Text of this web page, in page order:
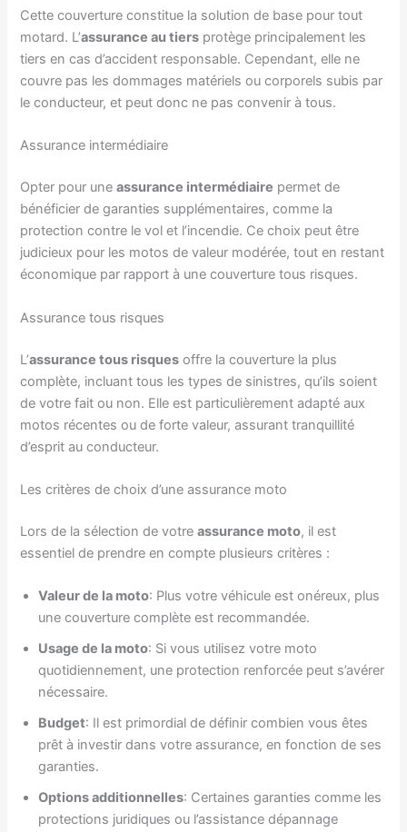
Cette couverture constitue la solution de base pour tout
motard. L’assurance au tiers protège principalement les
tiers en cas d’accident responsable. Cependant, elle ne
couvre pas les dommages matériels ou corporels subis par
le conducteur, et peut donc ne pas convenir à tous.
Assurance intermédiaire
Opter pour uneassurance intermédiaire permet de
bénéficier de garanties supplémentaires, comme la
protection contre le vol et l’incendie. Ce choix peut être
judicieux pour les motos de valeur modérée, tout en restant
économique par rapport à une couverture tous risques.
Assurance tous risques
L’assurance tous risques offre la couverture la plus
complète, incluant tous les types de sinistres, qu’ils soient
de votre fait ou non. Elle est particulièrement adapté aux
motos récentes ou de forte valeur, assurant tranquillité
d’esprit au conducteur.
Les critères de choix d’une assurance moto
Lors de la sélection de votreassurance moto, il est
essentiel de prendre en compte plusieurs critères :
Valeur de la moto: Plus votre véhicule est onéreux, plus
une couverture complète est recommandée.
Usage de la moto: Si vous utilisez votre moto
quotidiennement, une protection renforcée peut s’avérer
nécessaire.
Budget: Il est primordial de définir combien vous êtes
prêt à investir dans votre assurance, en fonction de ses
garanties.
Options additionnelles: Certaines garanties comme les
protections juridiques ou l’assistance dépannage